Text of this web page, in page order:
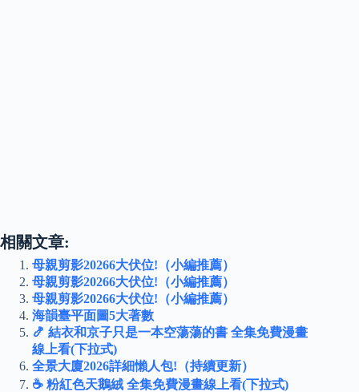
相關文章:
母親剪影20266大伏位!（小編推薦）
母親剪影20266大伏位!（小編推薦）
母親剪影20266大伏位!（小編推薦）
海韻臺平面圖5大著數
🍤 結衣和京子只是一本空蕩蕩的書 全集免費漫畫
線上看(下拉式)
全景大廈2026詳細懶人包!（持續更新）
☕ 粉紅色天鵝絨 全集免費漫畫線上看(下拉式)